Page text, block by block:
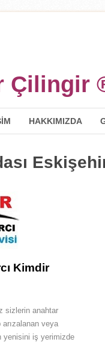
HAKKIMIZDA
Kimdir
sizlerin anahtar
veya
yenisini iş yerimizde